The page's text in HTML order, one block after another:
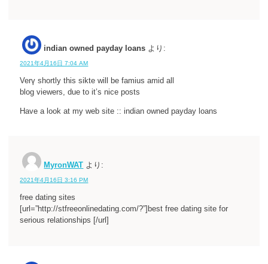
indian owned payday loans より:
2021年4月16日 7:04 AM
Verү shortly this sikte will be famius amid all
blog viеwers, due to it’s nice posts
Have a look at my web site :: indian owned payday loans
MyronWAT より:
2021年4月16日 3:16 PM
free dating sites
[url=”http://stfreeonlinedating.com/?”]best free dating site for
serious relationships [/url]